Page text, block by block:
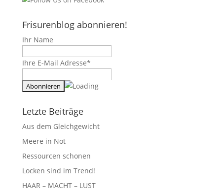
Frisurenblog abonnieren!
Ihr Name
Ihre E-Mail Adresse*
Letzte Beiträge
Aus dem Gleichgewicht
Meere in Not
Ressourcen schonen
Locken sind im Trend!
HAAR – MACHT – LUST